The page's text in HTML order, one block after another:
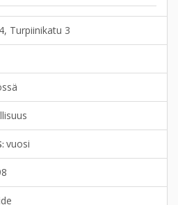
Turpiinikatu 3
vuosi